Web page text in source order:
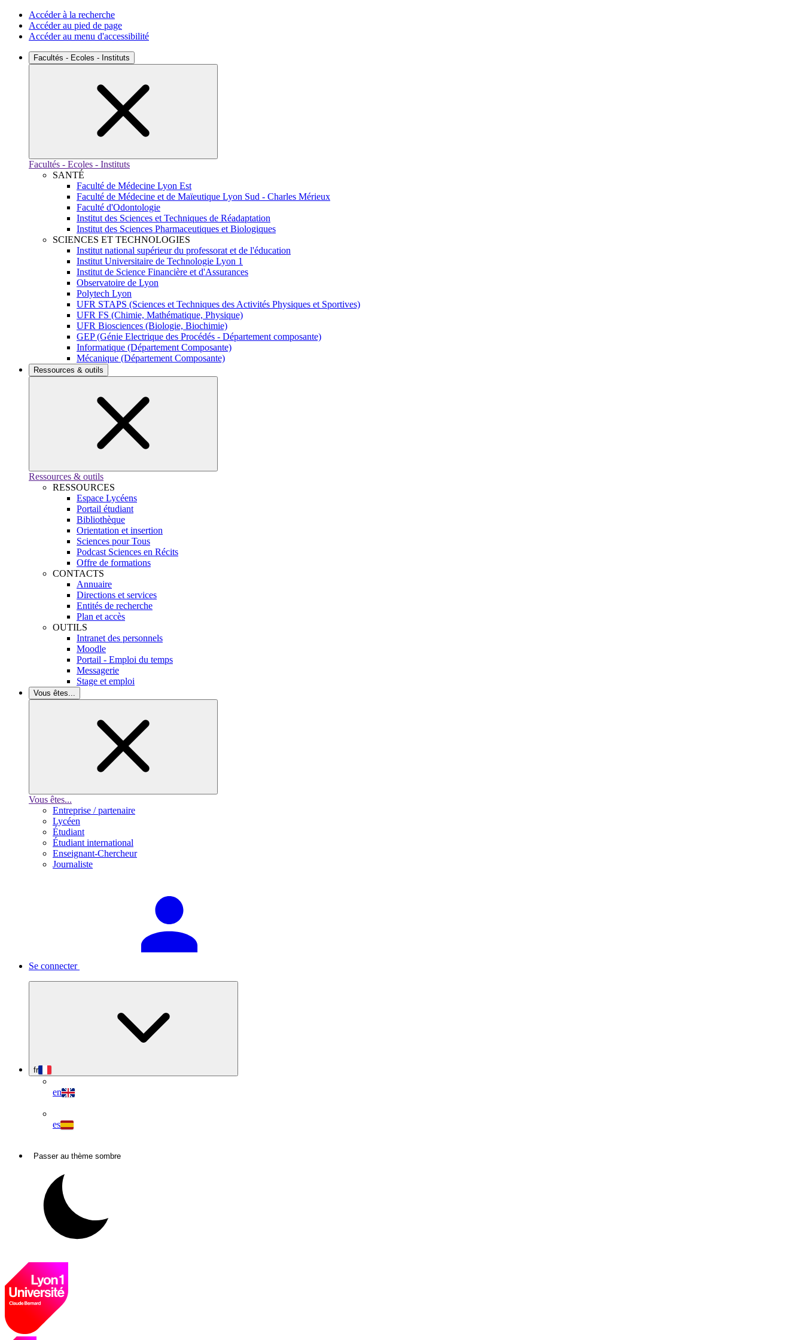
Accéder à la recherche
Accéder au pied de page
Accéder au menu d'accessibilité
Facultés - Ecoles - Instituts
Facultés - Ecoles - Instituts
SANTÉ
Faculté de Médecine Lyon Est
Faculté de Médecine et de Maïeutique Lyon Sud - Charles Mérieux
Faculté d'Odontologie
Institut des Sciences et Techniques de Réadaptation
Institut des Sciences Pharmaceutiques et Biologiques
SCIENCES ET TECHNOLOGIES
Institut national supérieur du professorat et de l'éducation
Institut Universitaire de Technologie Lyon 1
Institut de Science Financière et d'Assurances
Observatoire de Lyon
Polytech Lyon
UFR STAPS (Sciences et Techniques des Activités Physiques et Sportives)
UFR FS (Chimie, Mathématique, Physique)
UFR Biosciences (Biologie, Biochimie)
GEP (Génie Electrique des Procédés - Département composante)
Informatique (Département Composante)
Mécanique (Département Composante)
Ressources & outils
Ressources & outils
RESSOURCES
Espace Lycéens
Portail étudiant
Bibliothèque
Orientation et insertion
Sciences pour Tous
Podcast Sciences en Récits
Offre de formations
CONTACTS
Annuaire
Directions et services
Entités de recherche
Plan et accès
OUTILS
Intranet des personnels
Moodle
Portail - Emploi du temps
Messagerie
Stage et emploi
Vous êtes...
Vous êtes...
Entreprise / partenaire
Lycéen
Étudiant
Étudiant international
Enseignant-Chercheur
Journaliste
Se connecter
fr
en
es
Passer au thème sombre